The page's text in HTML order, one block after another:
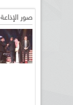
صور الإذاعة